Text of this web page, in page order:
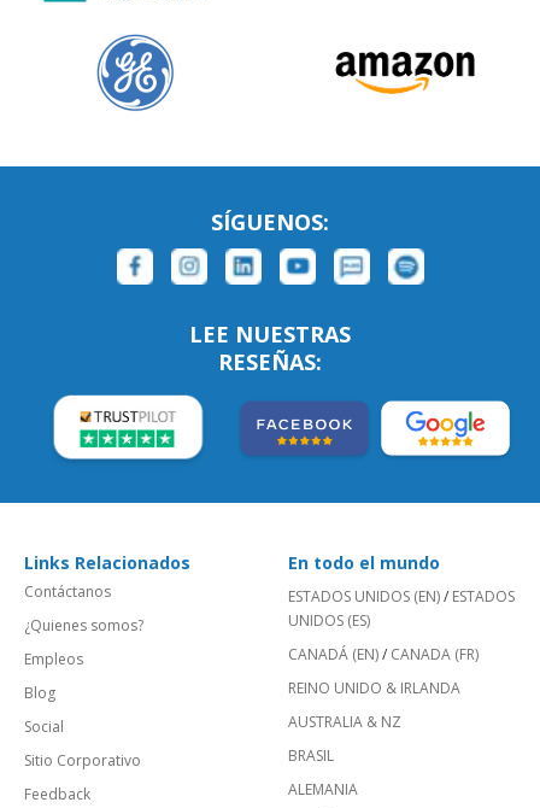
SÍGUENOS:
LEE NUESTRAS
RESEÑAS:
Links Relacionados
Contáctanos
¿Quienes somos?
Empleos
Blog
Social
Sitio Corporativo
Feedback
En todo el mundo
ESTADOS UNIDOS (EN)/ ESTADOS
UNIDOS (ES)
CANADÁ (EN)/ CANADA (FR)
REINO UNIDO & IRLANDA
AUSTRALIA & NZ
BRASIL
ALEMANIA